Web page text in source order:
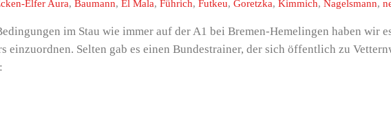
ElferAura, Baumann, El Mala, Führich, Futkeu, Goretzka, Kimmich, Nagelsmann,
im Stau wie immer auf der A1 bei Bremen-Hemelingen haben wir
einzuordnen. Selten gab es einen Bundestrainer, der sich öffentlich zu